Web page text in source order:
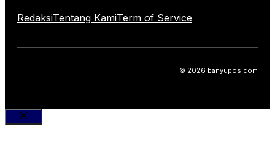
RedaksiTentang KamiTerm of Service
© 2026 banyupos.com
Close